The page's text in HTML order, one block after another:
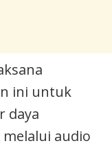
ini untuk
daya
audio